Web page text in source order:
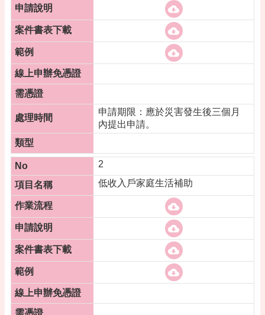
訊
錄
相
關
資
料
活
動
報
名
專
區
回
首
網
站
導
覽
市
政
申請期限：應於災害發生後三個月
內提出申請。
2
低收入戶家庭生活補助